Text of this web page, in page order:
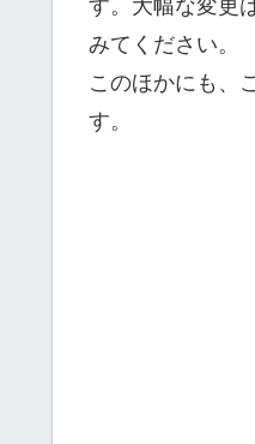
す。大幅な変更
みてください。
このほかにも、
す。